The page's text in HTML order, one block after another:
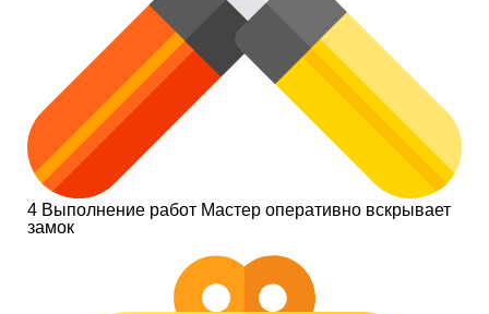
4 Выполнение работ Мастер оперативно вскрывает
замок